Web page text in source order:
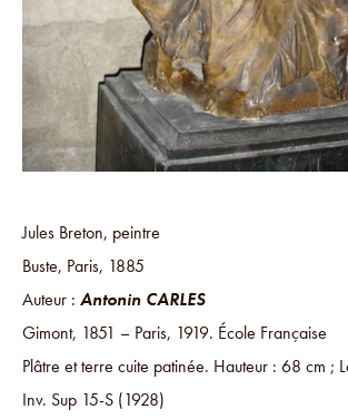
Jules Breton, peintre
Buste, Paris, 1885
Auteur : Antonin CARLES
Gimont, 1851 – Paris, 1919. École Française
Plâtre et terre cuite patinée. Hauteur : 68 cm ;
Inv. Sup 15-S (1928)